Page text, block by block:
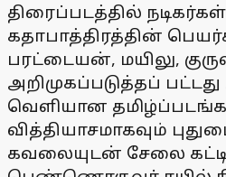
திரைப்படத்தில்
கதாபாத்திரத்தின்
பரட்டையன், மயிலு,
அறிமுகப்படுத்தப்
வெளியான
வித்தியாசமாகவும்
கவலையுடன் சேலை